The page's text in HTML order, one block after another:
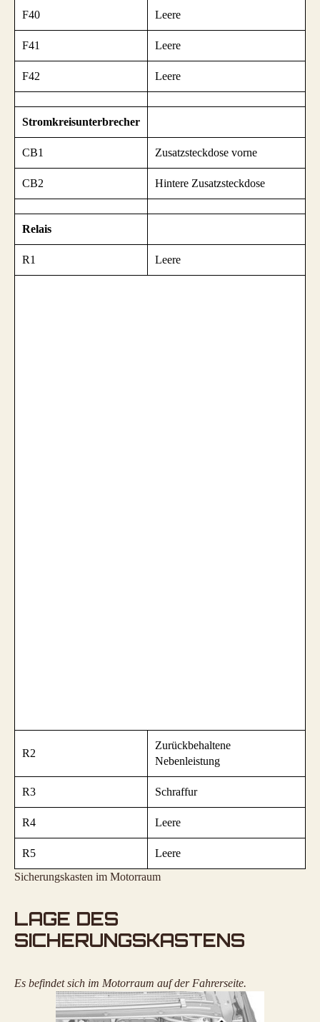
F40 Leere
F41 Leere
F42 Leere
Stromkreisunterbrecher
CB1 Zusatzsteckdose vorne
CB2 Hintere Zusatzsteckdose
Relais
R1 Leere
R2
Zurückbehaltene
Nebenleistung
R3 Schraffur
R4 Leere
R5
Leere
Sicherungskasten im Motorraum
LAGE DES
SICHERUNGSKASTENS
Es befindet sich im Motorraum auf der Fahrerseite.